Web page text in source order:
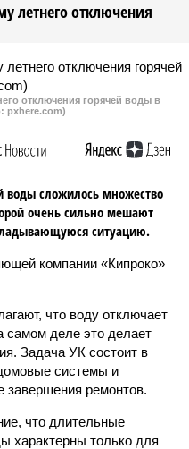
летнего отключения
отключения горячей воды в
pxhere.com)
воды сложилось множество
очень сильно мешают
ситуацию.
компании «Кипроко»
что воду отключает
самом деле это делает
Задача УК состоит в
системы и
завершения ремонтов.
что длительные
характерны только для